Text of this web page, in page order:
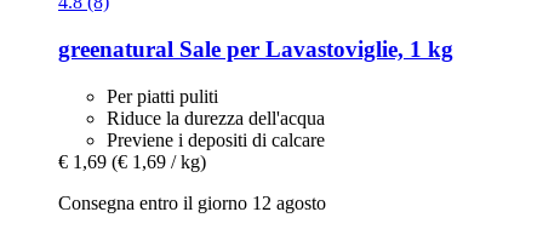
greenatural Sale per Lavastoviglie, 1 kg
Per piatti puliti
Riduce la durezza dell'acqua
Previene i depositi di calcare
€ 1,69 (€ 1,69 / kg)
Consegna entro il giorno 12 agosto